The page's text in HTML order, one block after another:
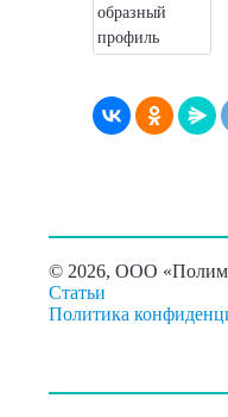
©2026, ООО
Статьи
Политика